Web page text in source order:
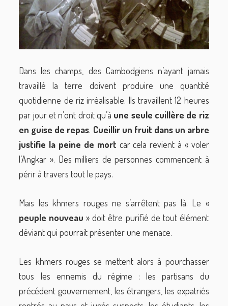
Dans les champs, des Cambodgiens n’ayant jamais
travaillé la terre doivent produire une quantité
quotidienne de riz irréalisable. Ils travaillent 12 heures
par jour et n’ont droit qu’à une seule cuillère de riz
en guise de repas. Cueillir un fruit dans un arbre
justifie la peine de mort car cela revient à « voler
l’Angkar ». Des milliers de personnes commencent à
périr à travers tout le pays.
Mais les khmers rouges ne s’arrêtent pas là. Le «
peuple nouveau» doit être purifié de tout élément
déviant qui pourrait présenter une menace.
Les khmers rouges se mettent alors à pourchasser
tous les ennemis du régime : les partisans du
précédent gouvernement, les étrangers, les expatriés